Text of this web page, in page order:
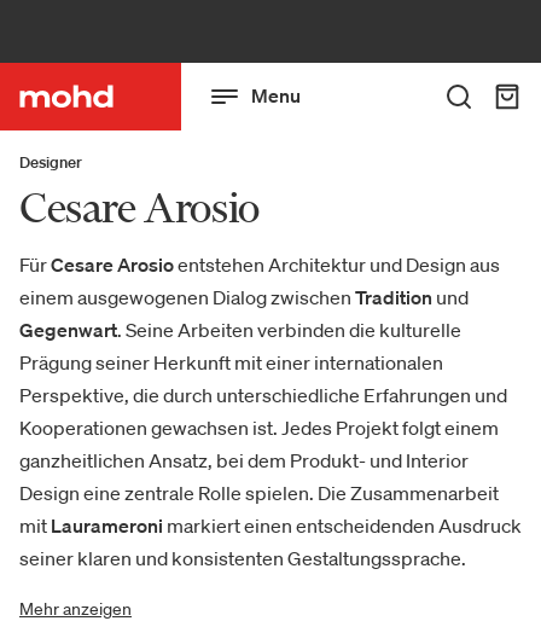
Menu
Designer
Cesare Arosio
FürCesare Arosioentstehen Architektur und Design aus
einem ausgewogenen Dialog zwischen Tradition und
Gegenwart. Seine Arbeiten verbinden die kulturelle
Prägung seiner Herkunft mit einer internationalen
Perspektive, die durch unterschiedliche Erfahrungen und
Kooperationen gewachsen ist. Jedes Projekt folgt einem
ganzheitlichen Ansatz, bei dem Produkt- und Interior
Design eine zentrale Rolle spielen. Die Zusammenarbeit
mit Laurameroni markiert einen entscheidenden Ausdruck
seiner klaren und konsistenten Gestaltungssprache.
Mehr anzeigen